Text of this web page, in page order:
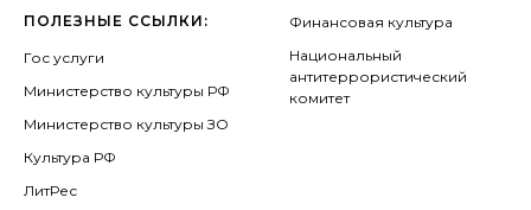
ПОЛЕЗНЫЕ ССЫЛКИ:
Гос услуги
Министерство культуры РФ
Министерство культуры ЗО
Культура РФ
ЛитРес
Финансовая культура
Национальный
антитеррористический
комитет